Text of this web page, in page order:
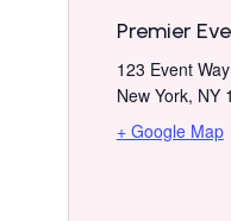
Premier
123 Event
New York, NY
+ Google Map